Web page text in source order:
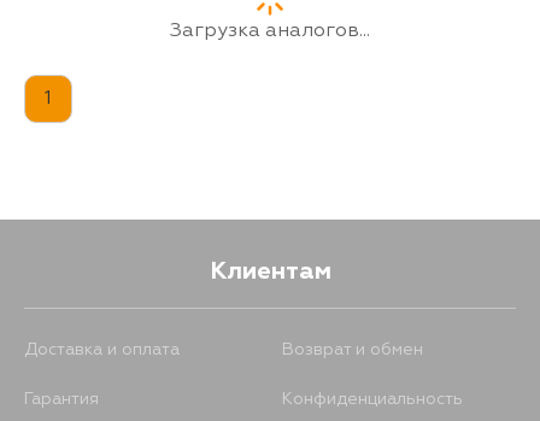
Загрузка аналогов...
1
Клиентам
Доставка и оплата Возврат и обмен
Гарантия Конфиденциальность